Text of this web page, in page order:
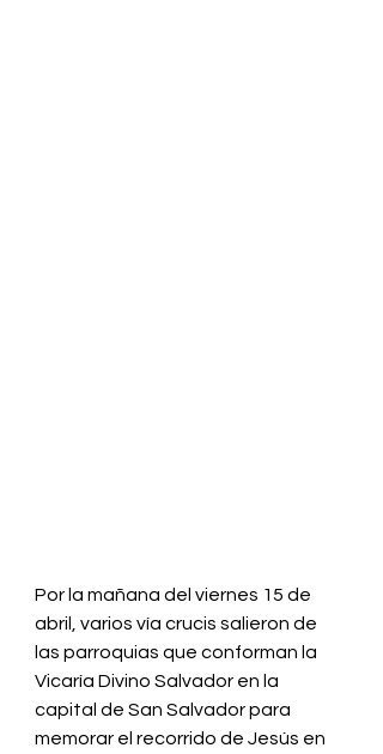
Por la mañana del viernes 15 de
abril, varios vía crucis salieron de
las parroquias que conforman la
Vicaría Divino Salvador en la
capital de San Salvador para
memorar el recorrido de Jesús en